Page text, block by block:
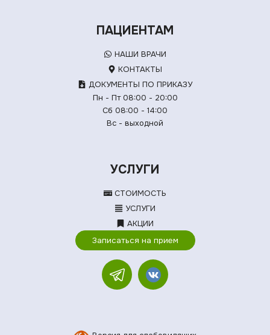
ПАЦИЕНТАМ
НАШИ ВРАЧИ
КОНТАКТЫ
ДОКУМЕНТЫ ПО ПРИКАЗУ
Пн - Пт 08:00 - 20:00
Сб 08:00 - 14:00
Вс - выходной
УСЛУГИ
СТОИМОСТЬ
УСЛУГИ
АКЦИИ
Записаться на прием